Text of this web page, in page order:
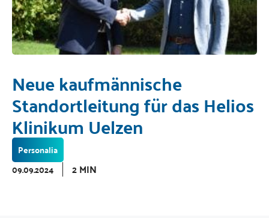
Neue kaufmännische
Standortleitung für das Helios
Klinikum Uelzen
Personalia
09.09.2024
2 MIN